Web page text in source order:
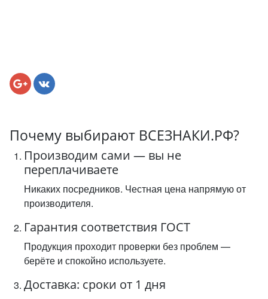
Почему выбирают ВСЕЗНАКИ.РФ?
Производим сами — вы не
переплачиваете
Никаких посредников. Честная цена напрямую от
производителя.
Гарантия соответствия ГОСТ
Продукция проходит проверки без проблем —
берёте и спокойно используете.
Доставка: сроки от 1 дня